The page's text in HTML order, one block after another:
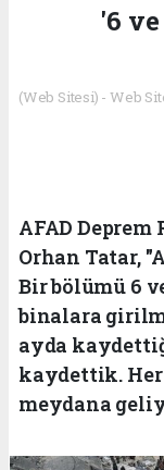
'6
(Web Sitesi) - Web
AFAD
Orhan Tatar,
Bir bölümü 6
binalara
ayda
kaydettik. Her
meydana